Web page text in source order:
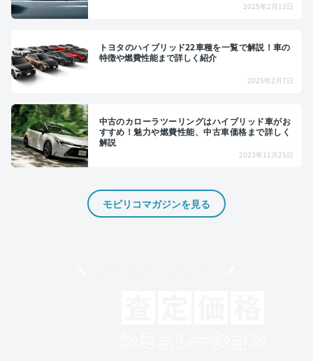
2025年2月12日
トヨタのハイブリッド22車種を一覧で解説！車の
特徴や燃費性能まで詳しく紹介
2025年2月7日
中古のカローラツーリングはハイブリッド車がお
すすめ！魅力や燃費性能、中古車価格まで詳しく
解説
2023年11月25日
モビリコマガジンを見る